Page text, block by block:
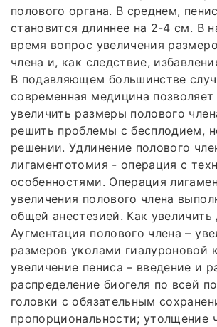
полового органа. В среднем,
становится длиннее на 2-4 см. В
время вопрос увеличения
члена и, как следствие,
В подавляющем большинстве
современная медицина позволяет
увеличить размеры полового
решить проблемы с бесплодием,
решении. Удлинение полового
лигаментотомия - операция с
особенностями. Операция
увеличения полового члена
общей анестезией. Как увеличить
Аугментация полового члена –
размеров уколами гиалуроновой
увеличение пениса – введение и
распределение биогеля по всей
головки с обязательным
пропорциональности; утолщение